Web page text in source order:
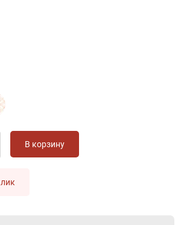
В корзину